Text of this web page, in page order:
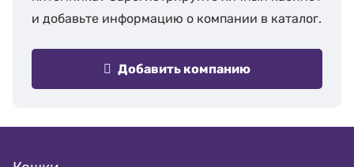
и добавьте информацию о компании в каталог.
Добавить компанию